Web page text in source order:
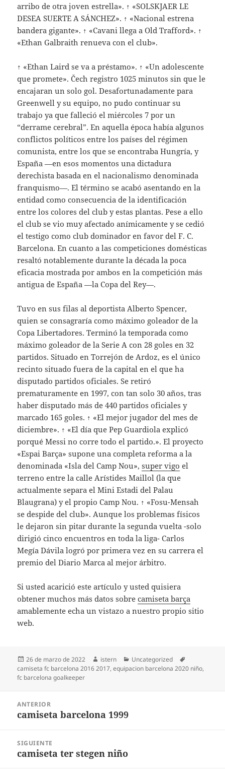
arribo de otra joven estrella». ↑ «SOLSKJAER LE
DESEA SUERTE A SÁNCHEZ». ↑ «Nacional estrena
bandera gigante». ↑ «Cavani llega a Old Trafford». ↑
«Ethan Galbraith renueva con el club».
↑ «Ethan Laird se va a préstamo». ↑ «Un adolescente
que promete». Čech registro 1025 minutos sin que le
encajaran un solo gol. Desafortunadamente para
Greenwell y su equipo, no pudo continuar su
trabajo ya que falleció el miércoles 7 por un
“derrame cerebral”. En aquella época había algunos
conflictos políticos entre los países del régimen
comunista, entre los que se encontraba Hungría, y
España —en esos momentos una dictadura
derechista basada en el nacionalismo denominada
franquismo—. El término se acabó asentando en la
entidad como consecuencia de la identificación
entre los colores del club y estas plantas. Pese a ello
el club se vio muy afectado anímicamente y se cedió
el testigo como club dominador en favor del F. C.
Barcelona. En cuanto a las competiciones domésticas
resaltó notablemente durante la década la poca
eficacia mostrada por ambos en la competición más
antigua de España —la Copa del Rey—.
Tuvo en sus filas al deportista Alberto Spencer,
quien se consagraría como máximo goleador de la
Copa Libertadores. Terminó la temporada como
máximo goleador de la Serie A con 28 goles en 32
partidos. Situado en Torrejón de Ardoz, es el único
recinto situado fuera de la capital en el que ha
disputado partidos oficiales. Se retiró
prematuramente en 1997, con tan solo 30 años, tras
haber disputado más de 440 partidos oficiales y
marcado 165 goles. ↑ «El mejor jugador del mes de
diciembre». ↑ «El día que Pep Guardiola explicó
porqué Messi no corre todo el partido.». El proyecto
«Espai Barça» supone una completa reforma a la
denominada «Isla del Camp Nou»,super vigo el
terreno entre la calle Arístides Maillol (la que
actualmente separa el Mini Estadi del Palau
Blaugrana) y el propio Camp Nou. ↑ «Fosu-Mensah
se despide del club». Aunque los problemas físicos
le dejaron sin pitar durante la segunda vuelta -solo
dirigió cinco encuentros en toda la liga- Carlos
Megía Dávila logró por primera vez en su carrera el
premio del Diario Marca al mejor árbitro.
Si usted acarició este artículo y usted quisiera
obtener muchos más datos sobrecamiseta barça
amablemente echa un vistazo a nuestro propio sitio
web.
Publicado
el
26 de marzo de 2022 Autor
istern Categorías
Uncategorized
camiseta fc barcelona 2016 2017,equipacion barcelona 2020 niño,
fc barcelona goalkeeper
entradas
ANTERIOR
Entrada
camiseta barcelona 1999
SIGUIENTE
Entrada
camiseta ter stegen niño